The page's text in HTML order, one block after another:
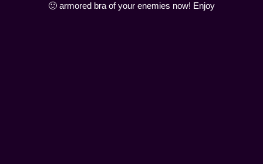
armored bra of your enemies now! Enjoy 🙂